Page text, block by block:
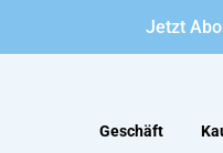
Jetzt
Geschäft